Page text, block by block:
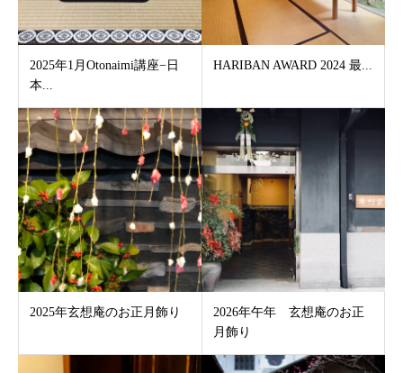
2025年1月Otonaimi講座−日
本...
HARIBAN AWARD 2024 最...
2025年玄想庵のお正月飾り
2026年午年 玄想庵のお正
月飾り